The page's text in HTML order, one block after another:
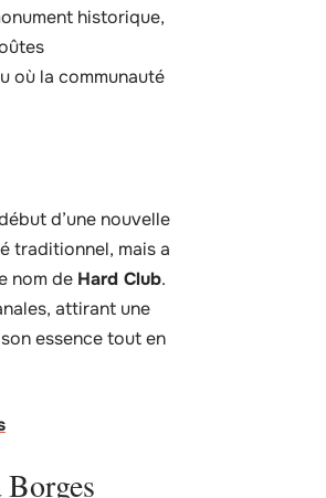
historique,
où la communauté
d’une nouvelle
traditionnel, mais a
nom de Hard Club.
attirant une
essence tout en